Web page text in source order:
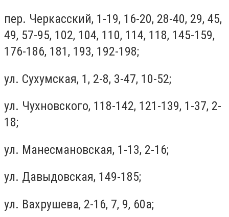
пер. Черкасский, 1-19, 16-20, 28-40, 29, 45,
49, 57-95, 102, 104, 110, 114, 118, 145-159,
176-186, 181, 193, 192-198;
ул. Сухумская, 1, 2-8, 3-47, 10-52;
ул. Чухновского, 118-142, 121-139, 1-37, 2-
18;
ул. Манесмановская, 1-13, 2-16;
ул. Давыдовская, 149-185;
ул. Вахрушева, 2-16, 7, 9, 60а;